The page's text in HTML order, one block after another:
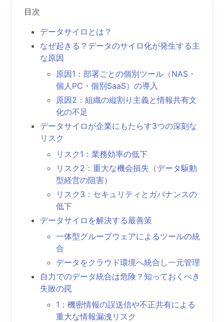
目次
データサイロとは？
なぜ起きる？データのサイロ化が発生する主
な原因
原因1：部署ごとの個別ツール（NAS・
個人PC・個別SaaS）の導入
原因2：組織の縦割り主義と情報共有文
化の不足
データサイロが企業にもたらす3つの深刻な
リスク
リスク1：業務効率の低下
リスク2：重大な機会損失（データ駆動
型経営の阻害）
リスク3：セキュリティとガバナンスの
低下
データサイロを解決する最善策
一体型グループウェアによるツールの統
合
データをクラウド環境へ統合し一元管理
自力でのデータ統合は危険？知っておくべき
失敗の罠
1：機密情報の誤送信や不正共有による
重大な情報漏洩リスク